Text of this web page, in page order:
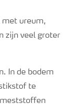
met ureum,
zijn veel groter
In de bodem
te
meststoffen